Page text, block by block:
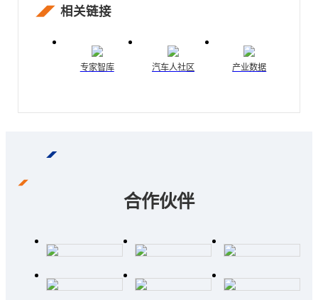
相关链接
专家智库 汽车人社区 产业数据
合作伙伴